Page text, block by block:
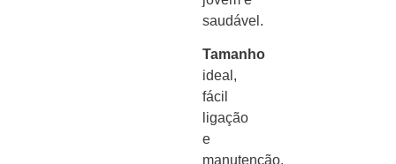
saudável.
Tamanho
ideal,
fácil
ligação
e
manutenção.